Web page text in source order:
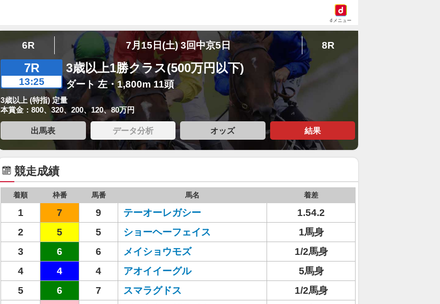
dメニュー
6R 7月15日(土) 3回中京5日 8R
7R
13:25
3歳以上1勝クラス(500万円以下)
ダート 左・1,800m 11頭
3歳以上 (特指) 定量
本賞金：800、320、200、120、80万円
出馬表 データ分析 オッズ 結果
競走成績
着順 枠番 馬番 馬名 着差
1 7 9 テーオーレガシー
1.54.2
2
5 5 ショーヘーフェイス
1馬身
3
6 6 メイショウモズ
1/2馬身
4
4 4 アオイイーグル
5馬身
5
6 7 スマラグドス
1/2馬身